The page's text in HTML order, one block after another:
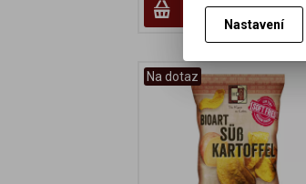
Koupit
Na dotaz
Nastavení